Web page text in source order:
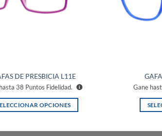
DE PRESBICIA L11E
38 Puntos Fidelidad.
OPCIONES
Gane